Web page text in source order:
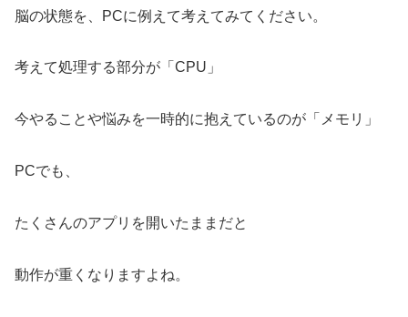
脳の状態を、PCに例えて考えてみてください。
考えて処理する部分が「CPU」
今やることや悩みを一時的に抱えているのが「メモリ」
PCでも、
たくさんのアプリを開いたままだと
動作が重くなりますよね。